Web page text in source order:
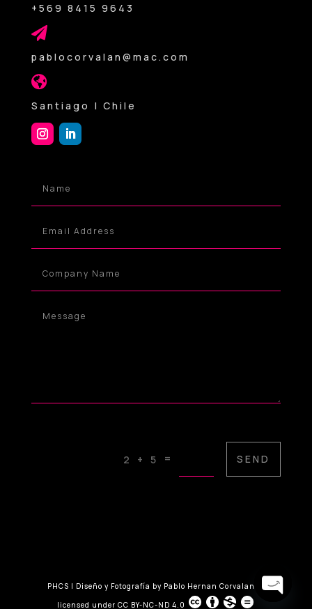
+569 8415 9643

pablocorvalan@mac.com

Santiago | Chile
2 + 5 = SEND
PHCS | Diseño y Fotografía by Pablo Hernan Corvalan
is
licensed under CC BY-NC-ND 4.0